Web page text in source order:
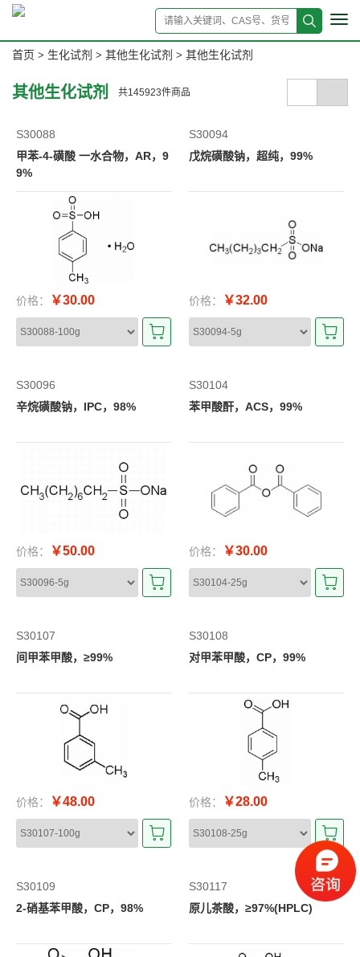
首页 > 生化试剂 > 其他生化试剂 > 其他生化试剂
其他生化试剂 共145923件商品
S30088
甲苯-4-磺酸 一水合物，AR，9
9%
价格： ￥30.00
S30094
戊烷磺酸钠，超纯，99%
价格： ￥32.00
S30096
辛烷磺酸钠，IPC，98%
价格： ￥50.00
S30104
苯甲酸酐，ACS，99%
价格： ￥30.00
S30107
间甲苯甲酸，≥99%
价格： ￥48.00
S30108
对甲苯甲酸，CP，99%
价格： ￥28.00
S30109
2-硝基苯甲酸，CP，98%
S30117
原儿茶酸，≥97%(HPLC)